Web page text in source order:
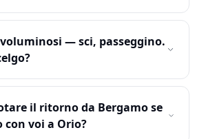
— sci, passeggino.
il ritorno da Bergamo se
voi a Orio?